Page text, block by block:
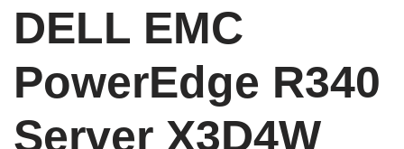
DELL EMC
PowerEdge R340
Server X3D4W